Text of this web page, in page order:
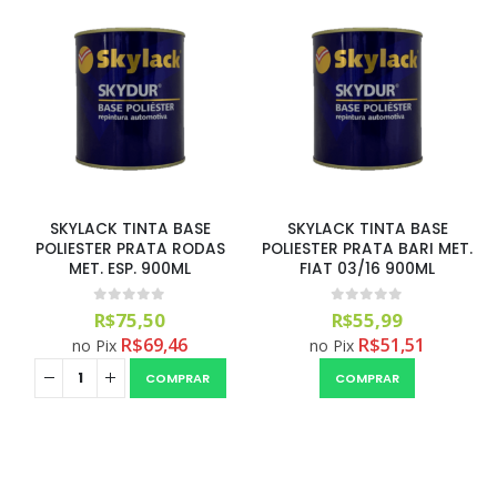
SKYLACK TINTA BASE
POLIESTER PRATA RODAS
MET. ESP. 900ML
R$75,50
no Pix R$69,46
COMPRAR
SKYLACK TINTA BASE
POLIESTER PRATA BARI MET.
FIAT 03/16 900ML
R$55,99
no Pix R$51,51
COMPRAR